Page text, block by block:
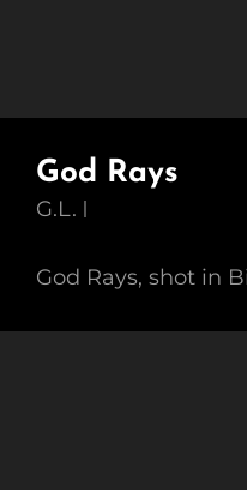
God Rays
G.L.
God Rays, shot in